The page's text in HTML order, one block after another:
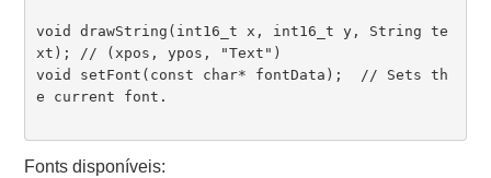
void drawString(int16_t x, int16_t y, String te
xt); // (xpos, ypos, "Text")
void setFont(const char* fontData);  // Sets th
e current font.
Fonts disponíveis: